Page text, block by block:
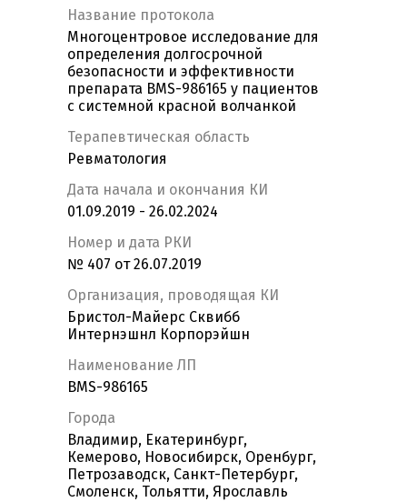
Название протокола
Многоцентровое исследование для
определения долгосрочной
безопасности и эффективности
препарата BMS-986165 у пациентов
с системной красной волчанкой
Терапевтическая область
Ревматология
Дата начала и окончания КИ
01.09.2019 - 26.02.2024
Номер и дата РКИ
№ 407 от 26.07.2019
Организация, проводящая КИ
Бристол-Майерс Сквибб
Интернэшнл Корпорэйшн
Наименование ЛП
BMS-986165
Города
Владимир, Екатеринбург,
Кемерово, Новосибирск, Оренбург,
Петрозаводск, Санкт-Петербург,
Смоленск, Тольятти, Ярославль